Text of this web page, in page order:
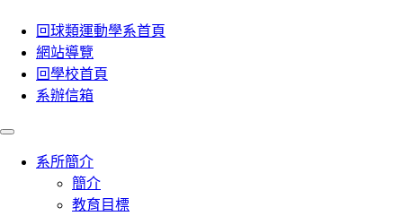
回球類運動學系首頁
網站導覽
回學校首頁
系辦信箱
系所簡介
簡介
教育目標